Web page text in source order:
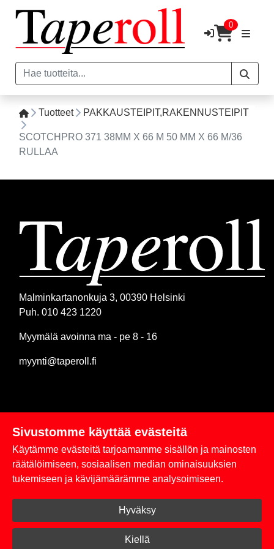
0
Tuotteet PAKKAUSTEIPIT,RAKENNUSTEIPIT
SCOTCHPRO 371 38MM X 66 M 50 MM X 66 M/36
RULLAA
Malminkartanonkuja 3, 00390 Helsinki
Puh. 010 423 1220
Myymälä avoinna ma - pe 8 - 16
myynti@taperoll.fi
Linkit
Rekisteriseloste
Toimitus- ja maksuehdot
Kirjaudu sisään
Sivustomme käyttää evästeitä
Käytämme evästeitä tarjoamamme sisällön ja mainosten
räätälöimiseen, sosiaalisen median ominaisuuksien
tukemiseen ja kävijämäärämme analysoimiseen.
Hyväksy
Kiellä